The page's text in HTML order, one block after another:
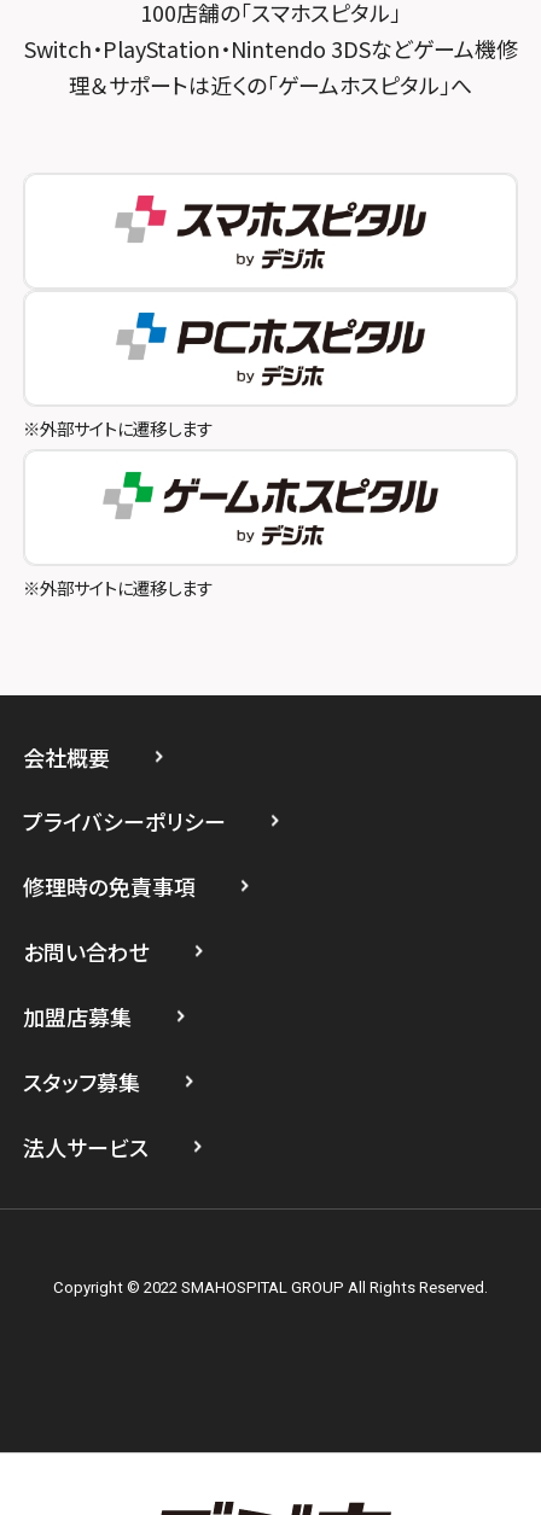
スマホスピタル三軒茶屋
スマホスピタル秋葉原
スマホスピタル 自由が丘
スマホスピタルオリナス錦糸町
スマホスピタル テルル成増
スマホスピタル池袋
スマホスピタル八王子
スマホスピタル町田
スマホスピタル吉祥寺
スマホスピタル立川
スマホスピタル たまプラーザ駅前
スマホスピタル 登戸・向ヶ丘遊園
スマホスピタル 武蔵小杉
スマホスピタル テルル上大岡
スマホスピタル 福知山
スマホスピタル神戸三宮
スマホスピタル by デジホ 姫路キャスパ
スマホスピタル伊丹
スマホスピタル奈良生駒
スマホスピタル和歌山
100店舗の「スマホスピタル」
Switch・PlayStation・Nintendo 3DSなどゲーム機修
理＆サポートは近くの「ゲームホスピタル」へ
※外部サイトに遷移します
※外部サイトに遷移します
会社概要
プライバシーポリシー
修理時の免責事項
お問い合わせ
加盟店募集
スタッフ募集
法人サービス
Copyright © 2022 SMAHOSPITAL GROUP All Rights Reserved.